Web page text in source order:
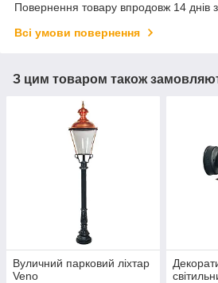
Повернення товару впродовж 14 днів
Всі умови повернення
З цим товаром також
Вуличний парковий ліхтар
Veno